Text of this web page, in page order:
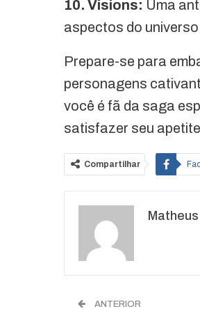
10. Visions: Uma
aspectos do
Prepare-se para
personagens
você é fã da saga
satisfazer seu
Compartilhar
ANTERIOR